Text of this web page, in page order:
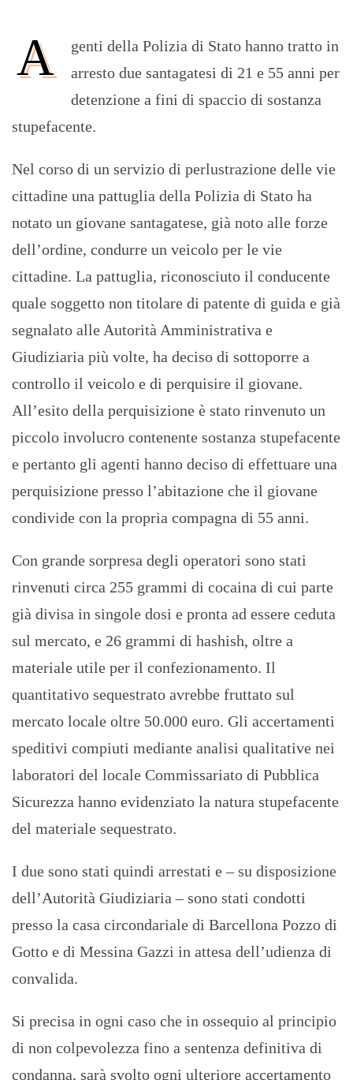
A
genti della Polizia di Stato hanno tratto in
arresto due santagatesi di 21 e 55 anni per
detenzione a fini di spaccio di sostanza
stupefacente.
Nel corso di un servizio di perlustrazione delle vie
cittadine una pattuglia della Polizia di Stato ha
notato un giovane santagatese, già noto alle forze
dell’ordine, condurre un veicolo per le vie
cittadine. La pattuglia, riconosciuto il conducente
quale soggetto non titolare di patente di guida e già
segnalato alle Autorità Amministrativa e
Giudiziaria più volte, ha deciso di sottoporre a
controllo il veicolo e di perquisire il giovane.
All’esito della perquisizione è stato rinvenuto un
piccolo involucro contenente sostanza stupefacente
e pertanto gli agenti hanno deciso di effettuare una
perquisizione presso l’abitazione che il giovane
condivide con la propria compagna di 55 anni.
Con grande sorpresa degli operatori sono stati
rinvenuti circa 255 grammi di cocaina di cui parte
già divisa in singole dosi e pronta ad essere ceduta
sul mercato, e 26 grammi di hashish, oltre a
materiale utile per il confezionamento. Il
quantitativo sequestrato avrebbe fruttato sul
mercato locale oltre 50.000 euro. Gli accertamenti
speditivi compiuti mediante analisi qualitative nei
laboratori del locale Commissariato di Pubblica
Sicurezza hanno evidenziato la natura stupefacente
del materiale sequestrato.
I due sono stati quindi arrestati e – su disposizione
dell’Autorità Giudiziaria – sono stati condotti
presso la casa circondariale di Barcellona Pozzo di
Gotto e di Messina Gazzi in attesa dell’udienza di
convalida.
Si precisa in ogni caso che in ossequio al principio
di non colpevolezza fino a sentenza definitiva di
condanna, sarà svolto ogni ulteriore accertamento